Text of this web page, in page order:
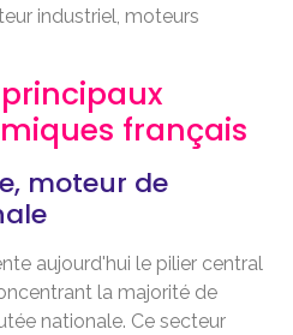
industriel, moteurs
français
moteur de
aujourd'hui le pilier central
la majorité de
nationale. Ce secteur